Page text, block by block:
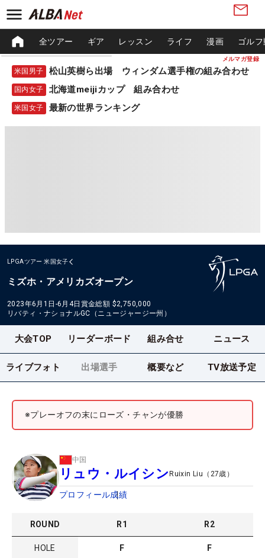
メルマガ登録
全ツアー ギア レッスン ライフ 漫画 ゴル
米国男子 松山英樹ら出場 ウィンダム選手権の組み合わせ
国内女子 北海道meijiカップ 組み合わせ
米国女子 最新の世界ランキング
LPGAツアー 米国女子
ミズホ・アメリカズオープン
2023年6月1日-6月4日 賞金総額 $2,750,000
リバティ・ナショナルGC（ニュージャージー州）
大会TOP リーダーボード 組み合せ ニュース
ライブフォト 出場選手 概要など TV放送予定
※プレーオフの末にローズ・チャンが優勝
中国
リュウ・ルイシンRuixin Liu （ 27歳）
プロフィール成績
ROUND R1 R2
HOLE F F